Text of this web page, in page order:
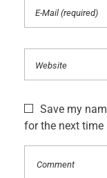
Save my
for the next time